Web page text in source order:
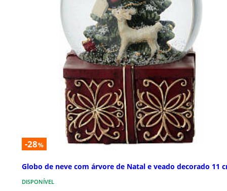
-28%
Globo de neve com árvore de Natal e veado decorado 11
DISPONÍVEL